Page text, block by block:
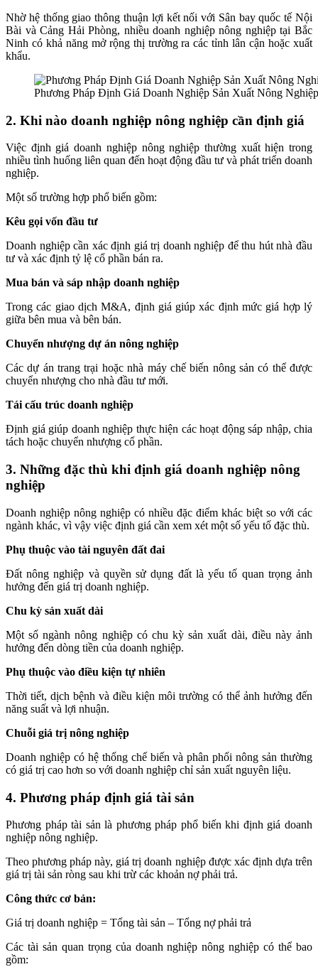
Nhờ hệ thống giao thông thuận lợi kết nối với Sân bay quốc tế Nội
Bài và Cảng Hải Phòng, nhiều doanh nghiệp nông nghiệp tại Bắc
Ninh có khả năng mở rộng thị trường ra các tỉnh lân cận hoặc xuất
khẩu.
Phương Pháp Định Giá Doanh Nghiệp Sản Xuất Nông
2. Khi nào doanh nghiệp nông nghiệp cần định giá
Việc định giá doanh nghiệp nông nghiệp thường xuất hiện trong
nhiều tình huống liên quan đến hoạt động đầu tư và phát triển doanh
nghiệp.
Một số trường hợp phổ biến gồm:
Kêu gọi vốn đầu tư
Doanh nghiệp cần xác định giá trị doanh nghiệp để thu hút nhà đầu
tư và xác định tỷ lệ cổ phần bán ra.
Mua bán và sáp nhập doanh nghiệp
Trong các giao dịch M&A, định giá giúp xác định mức giá hợp lý
giữa bên mua và bên bán.
Chuyển nhượng dự án nông nghiệp
Các dự án trang trại hoặc nhà máy chế biến nông sản có thể được
chuyển nhượng cho nhà đầu tư mới.
Tái cấu trúc doanh nghiệp
Định giá giúp doanh nghiệp thực hiện các hoạt động sáp nhập, chia
tách hoặc chuyển nhượng cổ phần.
3. Những đặc thù khi định giá doanh nghiệp nông
nghiệp
Doanh nghiệp nông nghiệp có nhiều đặc điểm khác biệt so với các
ngành khác, vì vậy việc định giá cần xem xét một số yếu tố đặc thù.
Phụ thuộc vào tài nguyên đất đai
Đất nông nghiệp và quyền sử dụng đất là yếu tố quan trọng ảnh
hưởng đến giá trị doanh nghiệp.
Chu kỳ sản xuất dài
Một số ngành nông nghiệp có chu kỳ sản xuất dài, điều này ảnh
hưởng đến dòng tiền của doanh nghiệp.
Phụ thuộc vào điều kiện tự nhiên
Thời tiết, dịch bệnh và điều kiện môi trường có thể ảnh hưởng đến
năng suất và lợi nhuận.
Chuỗi giá trị nông nghiệp
Doanh nghiệp có hệ thống chế biến và phân phối nông sản thường
có giá trị cao hơn so với doanh nghiệp chỉ sản xuất nguyên liệu.
4. Phương pháp định giá tài sản
Phương pháp tài sản là phương pháp phổ biến khi định giá doanh
nghiệp nông nghiệp.
Theo phương pháp này, giá trị doanh nghiệp được xác định dựa trên
giá trị tài sản ròng sau khi trừ các khoản nợ phải trả.
Công thức cơ bản:
Giá trị doanh nghiệp = Tổng tài sản – Tổng nợ phải trả
Các tài sản quan trọng của doanh nghiệp nông nghiệp có thể bao
gồm: